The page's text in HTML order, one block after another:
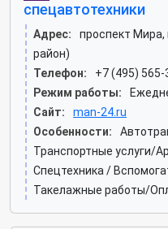
спецавтотехники
Адрес:
проспект Мира,
район)
Телефон:
+7 (495) 565-
Режим работы:
Сайт:
man-24.ru
Особенности:
Транспортные услуги/
Спецтехника /
Такелажные работы/